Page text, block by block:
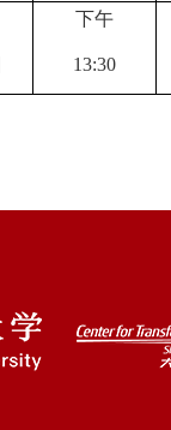
下午
13:30